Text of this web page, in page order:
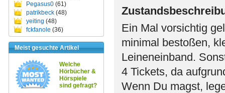
Pegasus0 (61)
patrikbeck (48)
yeiting (48)
fckfanole (36)
Meist gesuchte Artikel
Welche
Hörbücher &
Hörspiele
sind gefragt?
Ein Mal vorsichtig
minimal bestoßen,
Leineneinband.
4 Tickets, da
Wenn Du magst,